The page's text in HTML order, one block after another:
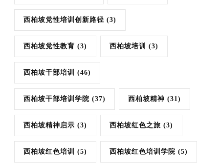
西柏坡党性培训创新路径 (3)
西柏坡党性教育 (3) 西柏坡培训 (3)
西柏坡干部培训 (46)
西柏坡干部培训学院 (37) 西柏坡精神 (31)
西柏坡精神启示 (3) 西柏坡红色之旅 (3)
西柏坡红色培训 (5) 西柏坡红色培训学院 (5)